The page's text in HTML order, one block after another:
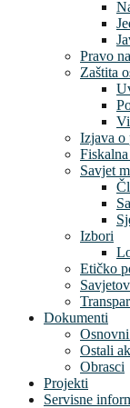
Pravo
Zaštita
Izjava o
Savjet
Izbori
Etičko
Dokumenti
Ostali
Obrasci
Projekti
Servisne